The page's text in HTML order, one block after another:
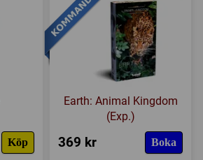
Köp
Earth: Animal Kingdom
(Exp.)
369 kr Boka